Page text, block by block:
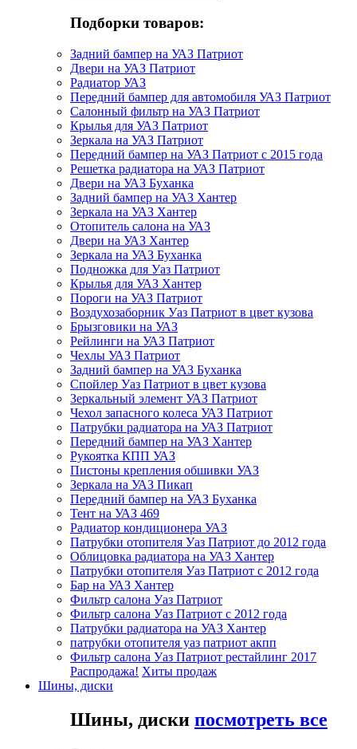
Подборки товаров:
Задний бампер на УАЗ Патриот
Двери на УАЗ Патриот
Радиатор УАЗ
Передний бампер для автомобиля УАЗ Патриот
Салонный фильтр на УАЗ Патриот
Крылья для УАЗ Патриот
Зеркала на УАЗ Патриот
Передний бампер на УАЗ Патриот с 2015 года
Решетка радиатора на УАЗ Патриот
Двери на УАЗ Буханка
Задний бампер на УАЗ Хантер
Зеркала на УАЗ Хантер
Отопитель салона на УАЗ
Двери на УАЗ Хантер
Зеркала на УАЗ Буханка
Подножка для Уаз Патриот
Крылья для УАЗ Хантер
Пороги на УАЗ Патриот
Воздухозаборник Уаз Патриот в цвет кузова
Брызговики на УАЗ
Рейлинги на УАЗ Патриот
Чехлы УАЗ Патриот
Задний бампер на УАЗ Буханка
Спойлер Уаз Патриот в цвет кузова
Зеркальный элемент УАЗ Патриот
Чехол запасного колеса УАЗ Патриот
Патрубки радиатора на УАЗ Патриот
Передний бампер на УАЗ Хантер
Рукоятка КПП УАЗ
Пистоны крепления обшивки УАЗ
Зеркала на УАЗ Пикап
Передний бампер на УАЗ Буханка
Тент на УАЗ 469
Радиатор кондиционера УАЗ
Патрубки отопителя Уаз Патриот до 2012 года
Облицовка радиатора на УАЗ Хантер
Патрубки отопителя Уаз Патриот с 2012 года
Бар на УАЗ Хантер
Фильтр салона Уаз Патриот
Фильтр салона Уаз Патриот с 2012 года
Патрубки радиатора на УАЗ Хантер
патрубки отопителя уаз патриот акпп
Фильтр салона Уаз Патриот рестайлинг 2017
Распродажа! Хиты продаж
Шины, диски
Шины, диски посмотреть все